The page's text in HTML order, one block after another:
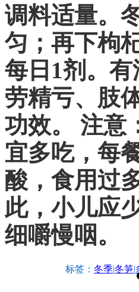
调料适量。
匀；再下枸
每日1剂。
劳精亏、肢
功效。 注意
宜多吃，每
酸，食用过
此，小儿应
细嚼慢咽。
标签： 冬季|冬笋|